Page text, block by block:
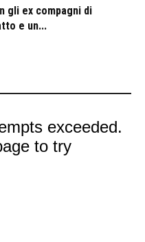
gli ex compagni di
e un...